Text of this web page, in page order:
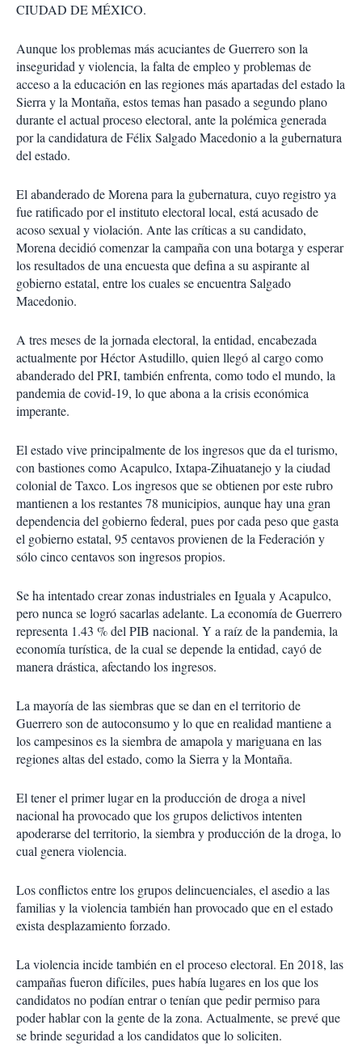
CIUDAD DE MÉXICO.
Aunque los problemas más acuciantes de Guerrero son la
inseguridad y violencia, la falta de empleo y problemas de
acceso a la educación en las regiones más apartadas del estado la
Sierra y la Montaña, estos temas han pasado a segundo plano
durante el actual proceso electoral, ante la polémica generada
por la candidatura de Félix Salgado Macedonio a la gubernatura
del estado.
El abanderado de Morena para la gubernatura, cuyo registro ya
fue ratificado por el instituto electoral local, está acusado de
acoso sexual y violación. Ante las críticas a su candidato,
Morena decidió comenzar la campaña con una botarga y esperar
los resultados de una encuesta que defina a su aspirante al
gobierno estatal, entre los cuales se encuentra Salgado
Macedonio.
A tres meses de la jornada electoral, la entidad, encabezada
actualmente por Héctor Astudillo, quien llegó al cargo como
abanderado del PRI, también enfrenta, como todo el mundo, la
pandemia de covid-19, lo que abona a la crisis económica
imperante.
El estado vive principalmente de los ingresos que da el turismo,
con bastiones como Acapulco, Ixtapa-Zihuatanejo y la ciudad
colonial de Taxco. Los ingresos que se obtienen por este rubro
mantienen a los restantes 78 municipios, aunque hay una gran
dependencia del gobierno federal, pues por cada peso que gasta
el gobierno estatal, 95 centavos provienen de la Federación y
sólo cinco centavos son ingresos propios.
Se ha intentado crear zonas industriales en Iguala y Acapulco,
pero nunca se logró sacarlas adelante. La economía de Guerrero
representa 1.43 % del PIB nacional. Y a raíz de la pandemia, la
economía turística, de la cual se depende la entidad, cayó de
manera drástica, afectando los ingresos.
La mayoría de las siembras que se dan en el territorio de
Guerrero son de autoconsumo y lo que en realidad mantiene a
los campesinos es la siembra de amapola y mariguana en las
regiones altas del estado, como la Sierra y la Montaña.
El tener el primer lugar en la producción de droga a nivel
nacional ha provocado que los grupos delictivos intenten
apoderarse del territorio, la siembra y producción de la droga, lo
cual genera violencia.
Los conflictos entre los grupos delincuenciales, el asedio a las
familias y la violencia también han provocado que en el estado
exista desplazamiento forzado.
La violencia incide también en el proceso electoral. En 2018, las
campañas fueron difíciles, pues había lugares en los que los
candidatos no podían entrar o tenían que pedir permiso para
poder hablar con la gente de la zona. Actualmente, se prevé que
se brinde seguridad a los candidatos que lo soliciten.